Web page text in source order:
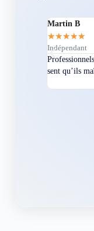
Martin B
★★★★★
Indépendant
sent qu’ils